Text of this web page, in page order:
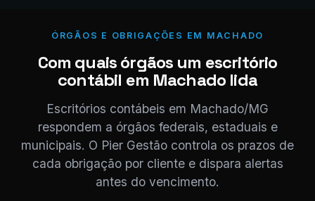
ÓRGÃOS E OBRIGAÇÕES EM MACHADO
Com quais órgãos um escritório
contábil em Machado lida
Escritórios contábeis em Machado/MG
respondem a órgãos federais, estaduais e
municipais. O Pier Gestão controla os prazos de
cada obrigação por cliente e dispara alertas
antes do vencimento.